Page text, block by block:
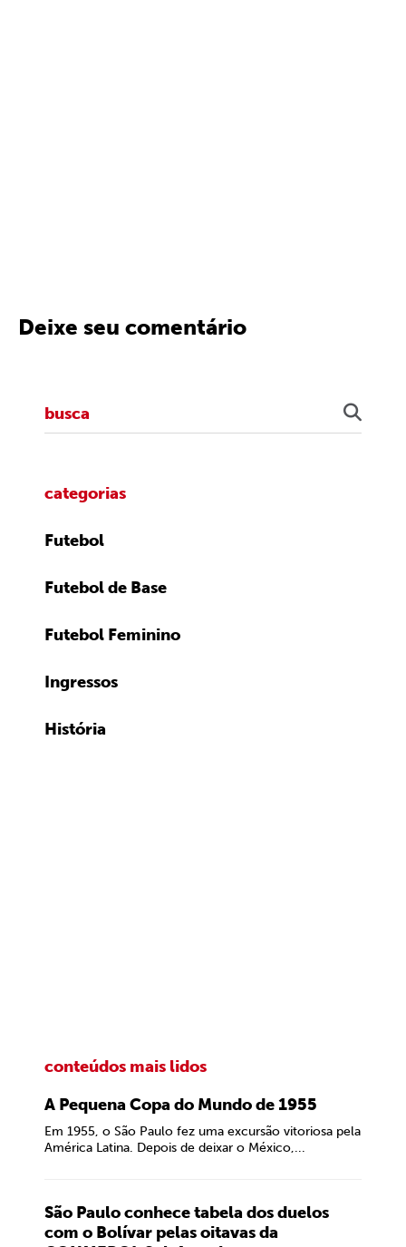
Deixe seu comentário
categorias
Futebol
Futebol de Base
Futebol Feminino
Ingressos
História
conteúdos mais lidos
A Pequena Copa do Mundo de 1955
Em 1955, o São Paulo fez uma excursão vitoriosa pela
América Latina. Depois de deixar o México,...
São Paulo conhece tabela dos duelos
com o Bolívar pelas oitavas da